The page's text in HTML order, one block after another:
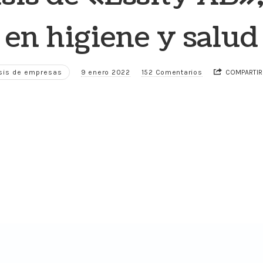
en higiene y salud
de empresas 9 enero 2022 152 Comentarios COMPARTIR